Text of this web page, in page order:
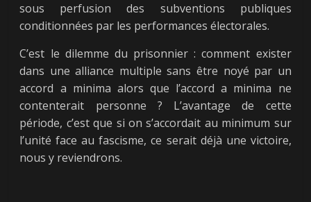
sous perfusion des subventions publiques
conditionnées par les performances électorales.
C’est le dilemme du prisonnier : comment exister
dans une alliance multiple sans être noyé par un
accord a minima alors que l’accord a minima ne
contenterait personne ? L’avantage de cette
période, c’est que si on s’accordait au minimum sur
l’unité face au fascisme, ce serait déjà une victoire,
nous y reviendrons.